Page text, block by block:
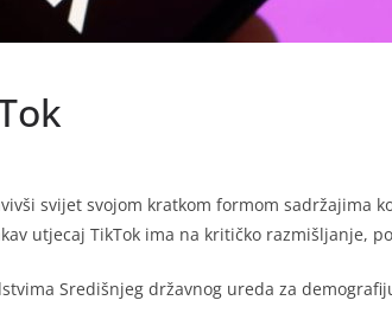
svijet svojom kratkom formom sadržajima
utjecaj TikTok ima na kritičko razmišljanje,
Središnjeg državnog ureda za